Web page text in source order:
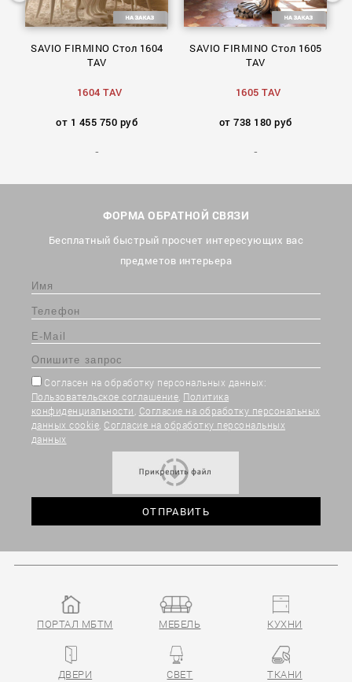
SAVIO FIRMINO Стол 1604
TAV
1604 TAV
от 1 455 750 руб
SAVIO FIRMINO Стол 1605
TAV
1605 TAV
от 738 180 руб
ФОРМА ОБРАТНОЙ СВЯЗИ
Бесплатный быстрый просчет интересующих вас
предметов интерьера
Согласен на обработку персональных данных:
Пользовательское соглашение Политика
конфиденциальности Согласие на обработку персональных
данных cookie Согласие на обработку персональных
данных
ПОРТАЛ МБТМ МЕБЕЛЬ КУХНИ
ДВЕРИ СВЕТ ТКАНИ